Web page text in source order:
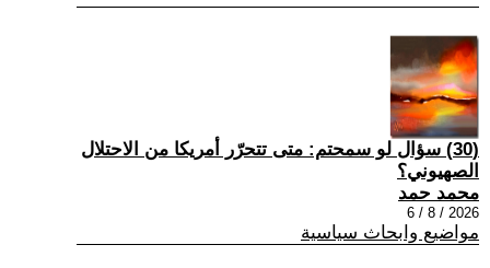
(30) سؤال لو سمحتم: متى تتحرّر أمريكا من الاحتلال
الصهيوني؟
محمد حمد
2026 / 8 / 6
مواضيع وابحاث سياسية